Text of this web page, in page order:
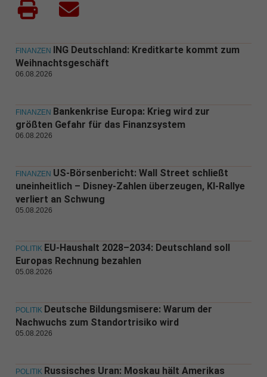
FINANZEN ING Deutschland: Kreditkarte kommt zum
Weihnachtsgeschäft
06.08.2026
FINANZEN Bankenkrise Europa: Krieg wird zur
größten Gefahr für das Finanzsystem
06.08.2026
FINANZEN US-Börsenbericht: Wall Street schließt
uneinheitlich – Disney-Zahlen überzeugen, KI-Rallye
verliert an Schwung
05.08.2026
POLITIK EU-Haushalt 2028–2034: Deutschland soll
Europas Rechnung bezahlen
05.08.2026
POLITIK Deutsche Bildungsmisere: Warum der
Nachwuchs zum Standortrisiko wird
05.08.2026
POLITIK Russisches Uran: Moskau hält Amerikas